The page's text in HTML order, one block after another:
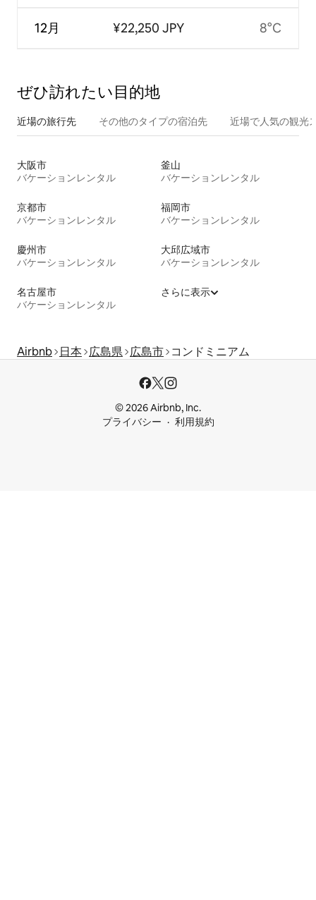
12月 ¥22,250 JPY 8°C
ぜひ訪⁠れ⁠た⁠い目⁠的⁠地
近場の旅行先 その他のタ⁠イ⁠プ⁠の宿⁠泊⁠先 近場で人気の観光
大阪市
バケーションレンタル
釜山
バケーションレンタル
京都市
バケーションレンタル
福岡市
バケーションレンタル
慶州市
バケーションレンタル
大邱広域市
バケーションレンタル
名古屋市
バケーションレンタル
さらに表示
Airbnb 日本 広島県 広島市 コンドミニアム
© 2026 Airbnb, Inc.
プライバシー
利用規約